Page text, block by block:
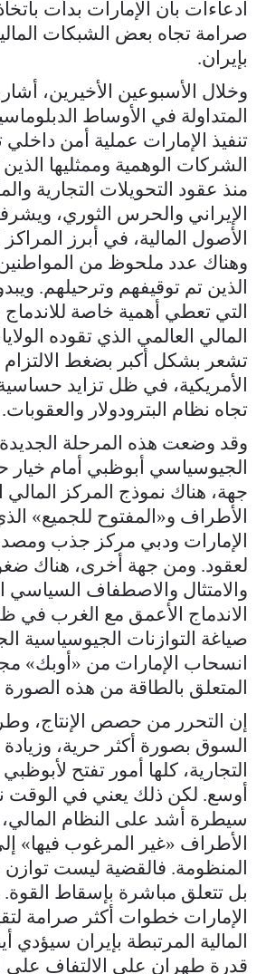
ادعاءات بأن الإمارات بدأت
صرامة تجاه بعض الشبكات
بإيران.
وخلال الأسبوعين الأخيرين،
المتداولة في الأوساط
تنفيذ الإمارات عملية أمن
الشركات الوهمية وممثليها الذين
منذ عقود التحويلات التجارية
الإيراني والحرس الثوري،
الأصول المالية، في أبرز المراكز
وهناك عدد ملحوظ من المواطنين
الذين تم توقيفهم وترحيلهم.
التي تعطي أهمية خاصة
المالي العالمي الذي تقوده
تشعر بشكل أكبر بضغط الالتزام
الأمريكية، في ظل تزايد
تجاه نظام البترودولار والعقوبات.
وقد وضعت هذه المرحلة الجديدة
الجيوسياسي أبوظبي أمام
جهة، هناك نموذج المركز المالي
الأطراف و«المفتوح للجميع»
الإمارات ودبي مركز جذب
لعقود. ومن جهة أخرى، هناك
والامتثال والاصطفاف السياسي
الاندماج الأعمق مع الغرب في
صياغة التوازنات الجيوسياسية
انسحاب الإمارات من «أوبك»
المتعلق بالطاقة من هذه الصورة
إن التحرر من حصص الإنتاج،
السوق بصورة أكثر حرية، وزيادة
التجارية، كلها أمور تفتح لأبوظبي
أوسع. لكن ذلك يعني في
سيطرة أشد على النظام
الأطراف «غير المرغوب فيها»
المنظومة. فالقضية ليست
بل تتعلق مباشرة بإسقاط القوة.
الإمارات خطوات أكثر صرامة
المالية المرتبطة بإيران سيؤدي
قدرة طهران على الالتفاف على